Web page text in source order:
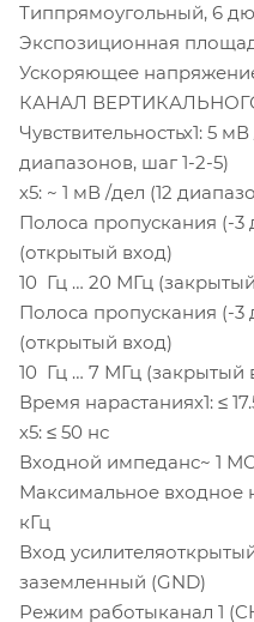
Типпрямоугольный, 6
Экспозиционная
Ускоряющее
КАНАЛ
Чувствительностьх1: 5
диапазонов, шаг 1-2-5)
х5: ~ 1 мВ /дел (12
Полоса пропускания (-3
(открытый вход)
10 Гц … 20 МГц
Полоса пропускания (-
(открытый вход)
10 Гц … 7 МГц (закрытый
Время нарастаниях1: ≤
х5: ≤ 50 нс
Входной импеданс~ 1
Максимальное входное
кГц
Вход
заземленный (GND)
Режим работыканал 1